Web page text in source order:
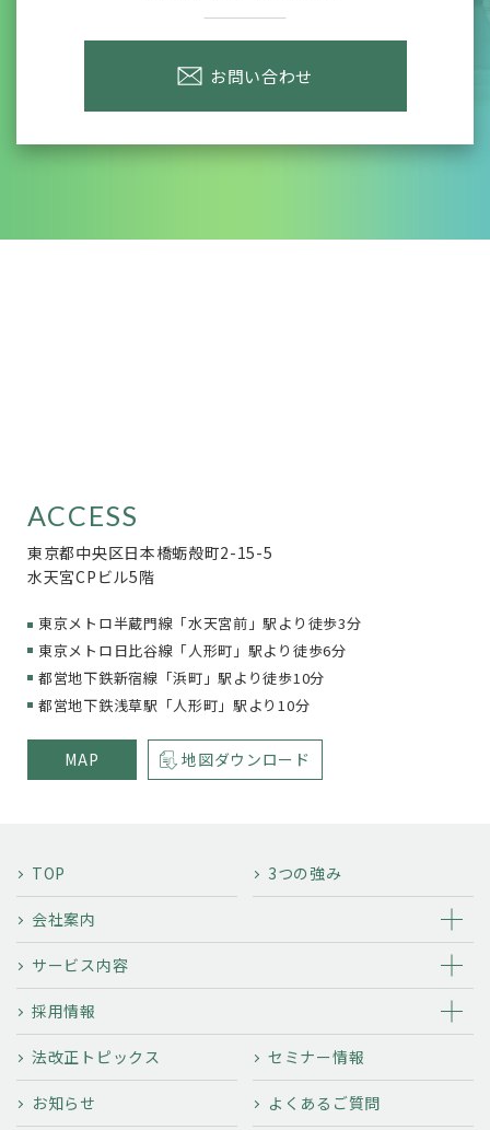
お問い合わせ
ACCESS
東京都中央区日本橋蛎殻町2-15-5
水天宮CPビル5階
東京メトロ半蔵門線「水天宮前」駅より徒歩3分
東京メトロ日比谷線「人形町」駅より徒歩6分
都営地下鉄新宿線「浜町」駅より徒歩10分
都営地下鉄浅草駅「人形町」駅より10分
MAP 地図ダウンロード
TOP 3つの強み
会社案内
サービス内容
採用情報
法改正トピックス セミナー情報
お知らせ よくあるご質問